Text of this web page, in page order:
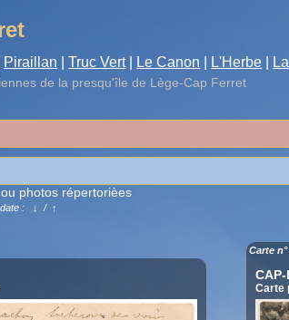
Piraillan Truc Vert Le Canon L'Herbe
de la presqu'île de Lège-Cap Ferret
photos répertorièes
: ↓ /↑
Carte
CAP-
Carte